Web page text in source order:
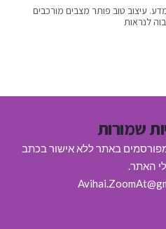
עיצוב טוב פותר מצבים מורכבים
לנראות
שמורות
באתר ללא אישור בכתב
האתר.